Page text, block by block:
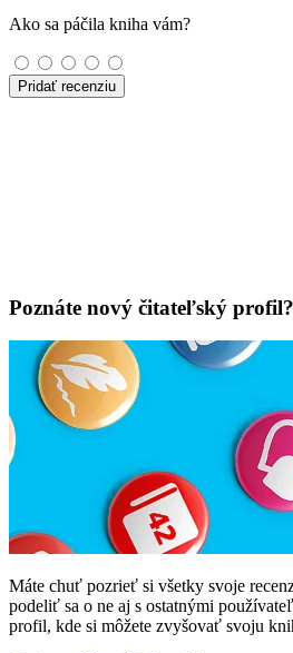
Ako sa páčila kniha vám?
Pridať recenziu
Poznáte nový čitateľský profil?
Máte chuť pozrieť si všetky svoje
podeliť sa o ne aj s ostatnými
profil, kde si môžete zvyšovať svoju